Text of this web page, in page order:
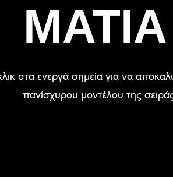
ΜΑΤΙΑ
στα ενεργά σημεία για να
πανίσχυρου μοντέλου της